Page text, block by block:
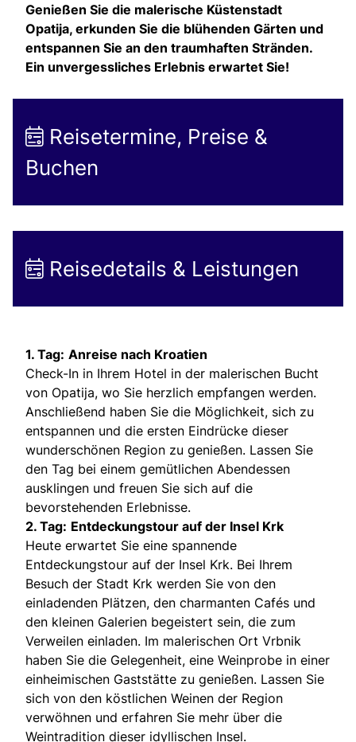
Genießen Sie die malerische Küstenstadt
Opatija, erkunden Sie die blühenden Gärten und
entspannen Sie an den traumhaften Stränden.
Ein unvergessliches Erlebnis erwartet Sie!
Reisetermine, Preise &
Buchen
Reisedetails & Leistungen
1. Tag: Anreise nach Kroatien
Check-In in Ihrem Hotel in der malerischen Bucht
von Opatija, wo Sie herzlich empfangen werden.
Anschließend haben Sie die Möglichkeit, sich zu
entspannen und die ersten Eindrücke dieser
wunderschönen Region zu genießen. Lassen Sie
den Tag bei einem gemütlichen Abendessen
ausklingen und freuen Sie sich auf die
bevorstehenden Erlebnisse.
2. Tag: Entdeckungstour auf der Insel Krk
Heute erwartet Sie eine spannende
Entdeckungstour auf der Insel Krk. Bei Ihrem
Besuch der Stadt Krk werden Sie von den
einladenden Plätzen, den charmanten Cafés und
den kleinen Galerien begeistert sein, die zum
Verweilen einladen. Im malerischen Ort Vrbnik
haben Sie die Gelegenheit, eine Weinprobe in einer
einheimischen Gaststätte zu genießen. Lassen Sie
sich von den köstlichen Weinen der Region
verwöhnen und erfahren Sie mehr über die
Weintradition dieser idyllischen Insel.